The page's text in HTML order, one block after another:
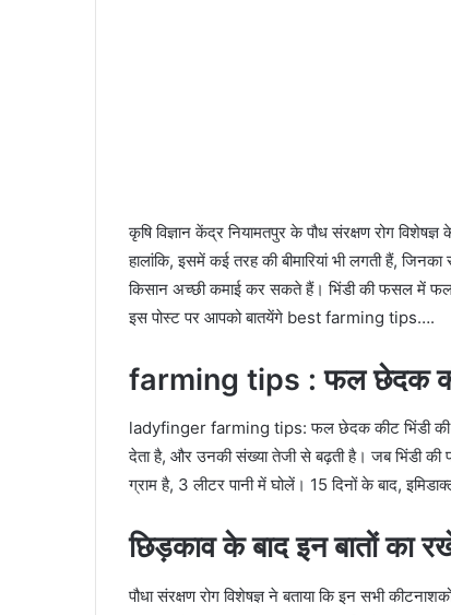
कृषि विज्ञान केंद्र नियामतपुर के पौध संरक्षण रोग
हालांकि, इसमें कई तरह की बीमारियां भी लगती हैं,
किसान अच्छी कमाई कर सकते हैं। भिंडी की फसल में
इस पोस्ट पर आपको बातयेंगे best farming tips….
farming tips : फल छेदक
ladyfinger farming tips: फल छेदक कीट भिंडी की
देता है, और उनकी संख्या तेजी से बढ़ती है। जब भिंडी
ग्राम है, 3 लीटर पानी में घोलें। 15 दिनों के बाद,
छिड़काव के बाद इन बातों का
पौधा संरक्षण रोग विशेषज्ञ ने बताया कि इन सभी